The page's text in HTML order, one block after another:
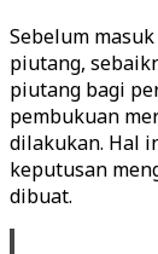
Sebelum
piutang,
piutang bagi
pembukuan
dilakukan. Hal
keputusan
dibuat.